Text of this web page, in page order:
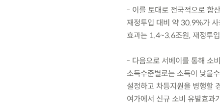
- 이를 토대로 전국적으로 합
재정투입 대비 약 30.9%가
효과는 1.4~3.6조원, 재정투
- 다음으로 서베이를 통해 소
소득수준별로는 소득이 낮을
설정하고 차등지원을 병행할
여가에서 신규 소비 유발효과